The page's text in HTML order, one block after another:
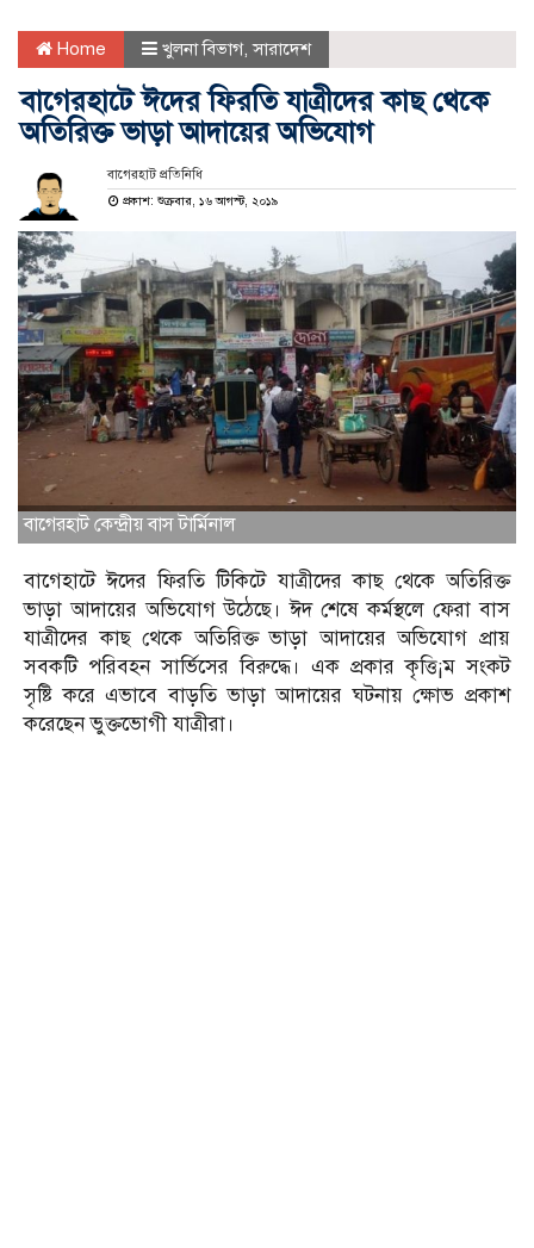
Home খুলনা বিভাগ,সারাদেশ
বাগেরহাটে ঈদের ফিরতি যাত্রীদের কাছ থেকে
অতিরিক্ত ভাড়া আদায়ের অভিযোগ
বাগেরহাট প্রতিনিধি
প্রকাশ: শুক্রবার, ১৬ আগস্ট, ২০১৯
বাগেরহাট কেন্দ্রীয় বাস টার্মিনাল
বাগেহাটে ঈদের ফিরতি টিকিটে যাত্রীদের কাছ থেকে অতিরিক্ত
ভাড়া আদায়ের অভিযোগ উঠেছে। ঈদ শেষে কর্মস্থলে ফেরা বাস
যাত্রীদের কাছ থেকে অতিরিক্ত ভাড়া আদায়ের অভিযোগ প্রায়
সবকটি পরিবহন সার্ভিসের বিরুদ্ধে। এক প্রকার কৃত্তি¡ম সংকট
সৃষ্টি করে এভাবে বাড়তি ভাড়া আদায়ের ঘটনায় ক্ষোভ প্রকাশ
করেছেন ভুক্তভোগী যাত্রীরা।